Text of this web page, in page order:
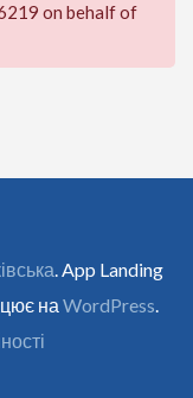
on behalf of
. App Landing
на WordPress